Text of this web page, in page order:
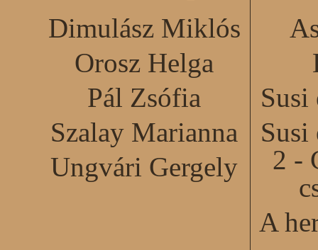
Dimulász Miklós
Orosz Helga
Pál Zsófia
Szalay Marianna
Ungvári Gergely
Susi
Susi
2 -
A